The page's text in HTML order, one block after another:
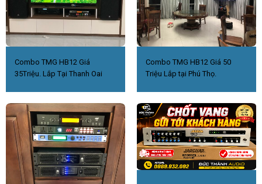
Combo TMG HB12 Giá
35Triệu. Lắp Tại Thanh Oai
Combo TMG HB12 Giá 50
Triệu Lắp tại Phú Thọ.